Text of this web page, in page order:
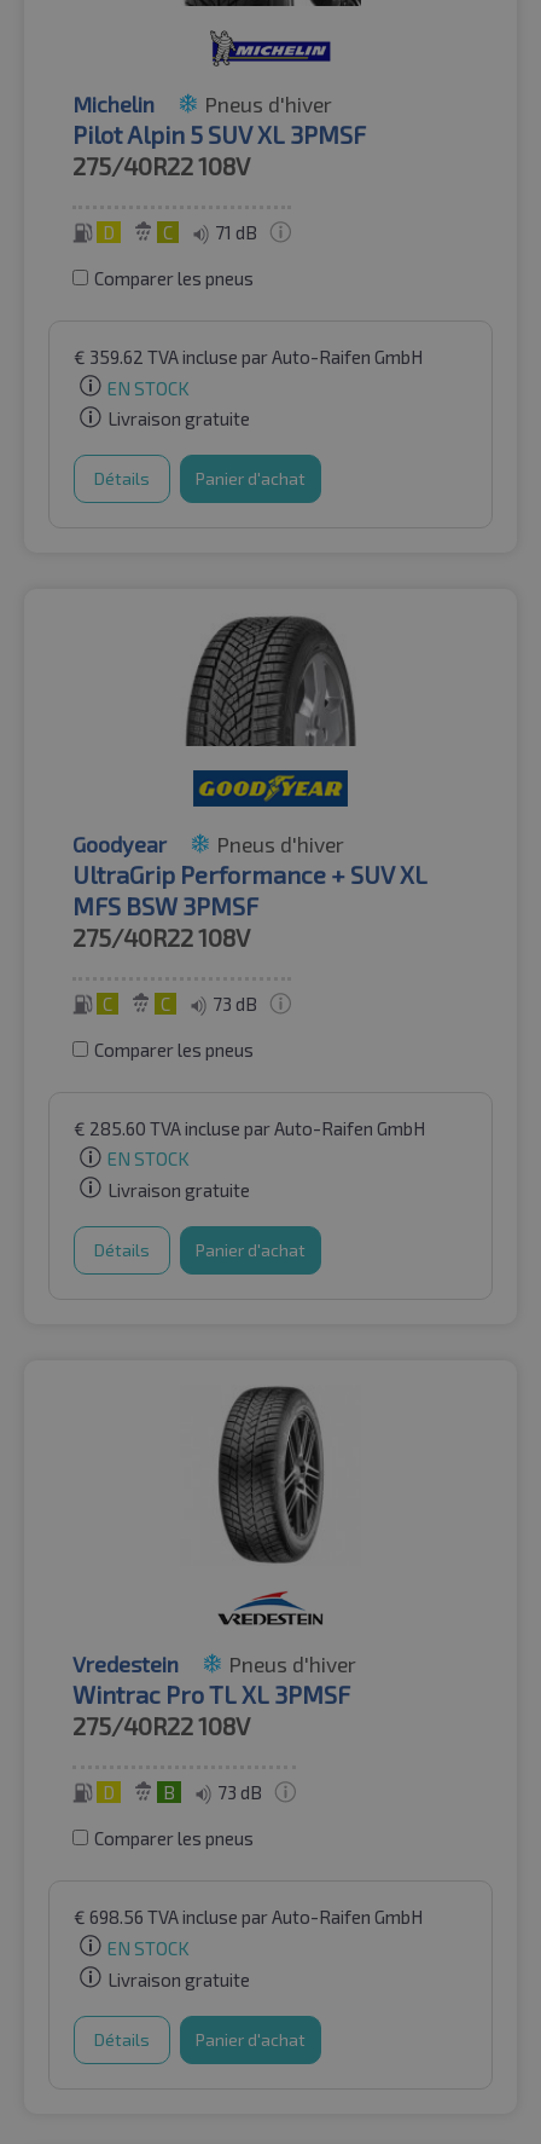
Michelin Pneus d'hiver
Pilot Alpin 5 SUV XL 3PMSF
275/40R22108V
D C 71 dB
Comparer les pneus
€ 359.62 TVA incluse par Auto-Raifen GmbH
EN STOCK
Livraison gratuite
Détails Panier d'achat
Goodyear Pneus d'hiver
UltraGrip Performance + SUV XL
MFS BSW 3PMSF
275/40R22108V
C C 73 dB
Comparer les pneus
€ 285.60 TVA incluse par Auto-Raifen GmbH
EN STOCK
Livraison gratuite
Détails Panier d'achat
Vredestein Pneus d'hiver
Wintrac Pro TL XL 3PMSF
275/40R22108V
D B 73 dB
Comparer les pneus
€ 698.56 TVA incluse par Auto-Raifen GmbH
EN STOCK
Livraison gratuite
Détails Panier d'achat